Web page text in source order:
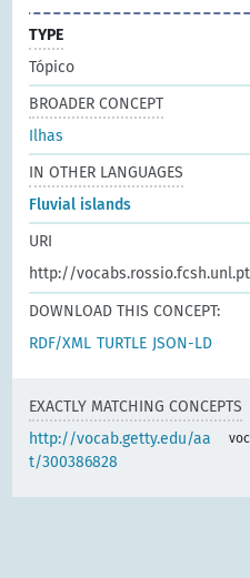
TYPE
Tópico
BROADER CONCEPT
Ilhas
IN OTHER LANGUAGES
Fluvial islands
URI
http://
DOWNLOAD THIS CONCEPT:
RDF/XML TURTLE JSON-LD
EXACTLY MATCHING CONCEPTS
http://vocab.getty.edu/aa
t/300386828